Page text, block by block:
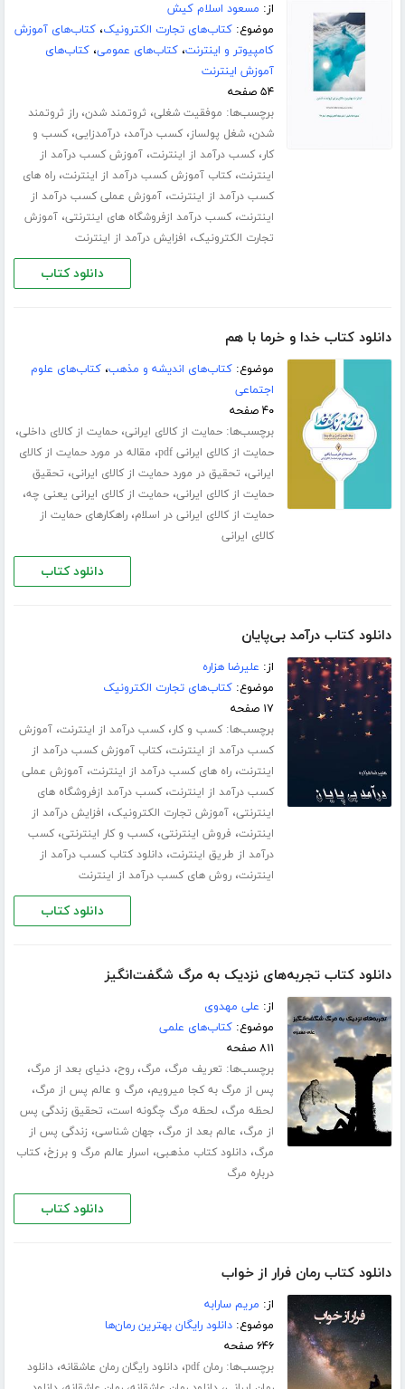
از: مسعود اسلام کیش
موضوع:کتاب‌های تجارت الکترونیک،کتاب‌های آموزش
کامپیوتر و اینترنت،کتاب‌های عمومی،کتاب‌های
آموزش اینترنت
۵۴ صفحه
برچسب‌ها: موفقیت شغلی، ثروتمند شدن،راز ثروتمند
شدن،شغل پولساز،کسب درآمد،درآمدزایی،کسب و
کار،کسب درآمد از اینترنت،آموزش کسب درآمد از
اینترنت،کتاب آموزش کسب درآمد از اینترنت،راه های
کسب درآمد از اینترنت،آموزش عملی کسب درآمد از
اینترنت،کسب درآمد ازفروشگاه های اینترنتی،آموزش
تجارت الکترونیک، افزایش درآمد از اینترنت
دانلود کتاب
دانلود کتاب خدا و خرما با هم
موضوع:کتاب‌های اندیشه و مذهب،کتاب‌های علوم
اجتماعی
۴۰ صفحه
برچسب‌ها:حمایت از کالای ایرانی،حمایت از کالای داخلی،
حمایت از کالای ایرانی pdf ، مقاله در مورد حمایت از کالای
ایرانی، تحقیق در مورد حمایت از کالای ایرانی، تحقیق
حمایت از کالای ایرانی،حمایت از کالای ایرانی یعنی چه،
حمایت از کالای ایرانی در اسلام،راهکارهای حمایت از
کالای ایرانی
دانلود کتاب
دانلود کتاب درآمد بی‌پایان
از: علیرضا هزاره
موضوع:کتاب‌های تجارت الکترونیک
۱۷ صفحه
برچسب‌ها:کسب و کار،کسب درآمد از اینترنت،آموزش
کسب درآمد از اینترنت،کتاب آموزش کسب درآمد از
اینترنت،راه های کسب درآمد از اینترنت،آموزش عملی
کسب درآمد از اینترنت،کسب درآمد ازفروشگاه های
اینترنتی،آموزش تجارت الکترونیک، افزایش درآمد از
اینترنت، فروش اینترنتی،کسب و کار اینترنتی،کسب
درآمد از طریق اینترنت،دانلود کتاب کسب درآمد از
اینترنت،روش های کسب درآمد از اینترنت
دانلود کتاب
دانلود کتاب تجربه‌های نزدیک به مرگ شگفت‌انگیز
از: علی مهدوی
موضوع:کتاب‌های علمی
۸۱۱ صفحه
برچسب‌ها: تعریف مرگ، مرگ،روح،دنیای بعد از مرگ،
پس از مرگ به کجا میرویم، مرگ و عالم پس از مرگ،
لحظه مرگ، لحظه مرگ چگونه است، تحقیق زندگی پس
از مرگ، عالم بعد از مرگ، جهان شناسی، زندگی پس از
مرگ،دانلود کتاب مذهبی، اسرار عالم مرگ و برزخ،کتاب
درباره مرگ
دانلود کتاب
دانلود کتاب رمان فرار از خواب
از: مریم سارابه
موضوع:دانلود رایگان بهترین رمان‌ها
۶۴۶ صفحه
برچسب‌ها:رمان pdf ،دانلود رایگان رمان عاشقانه،دانلود